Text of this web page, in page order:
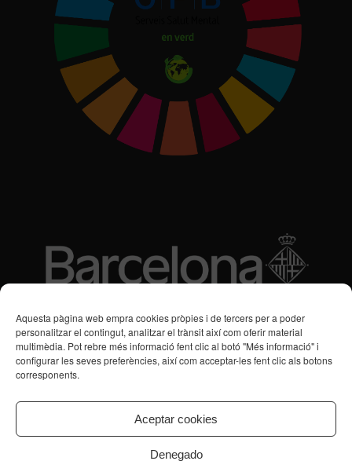
Aquesta pàgina web empra cookies pròpies i de tercers per a poder
personalitzar el contingut, analitzar el trànsit així com oferir material
multimèdia. Pot rebre més informació fent clic al botó "Més informació" i
configurar les seves preferències, així com acceptar-les fent clic als botons
corresponents.
Aceptar cookies
Denegado
Subvencions des de 2016
Programa de Vacances/Suport Respir Familiar
Transtorns de Salut Mental